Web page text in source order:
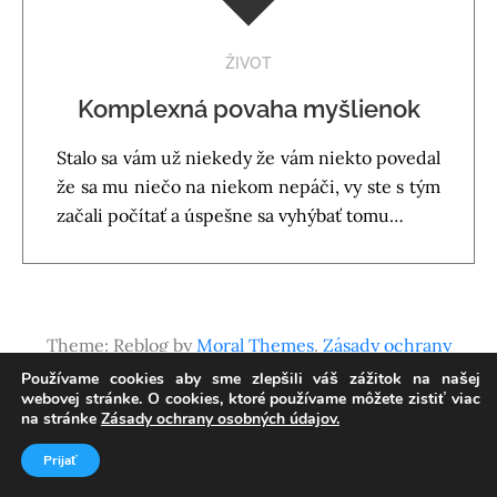
ŽIVOT
Komplexná povaha myšlienok
Stalo sa vám už niekedy že vám niekto povedal
že sa mu niečo na niekom nepáči, vy ste s tým
začali počítať a úspešne sa vyhýbať tomu…
Theme: Reblog byMoral Themes. Zásady ochrany
osobných údajov
Používame cookies aby sme zlepšili váš zážitok na našej
webovej stránke. O cookies, ktoré používame môžete zistiť viac
na stránke Zásady ochrany osobných údajov.
Prijať